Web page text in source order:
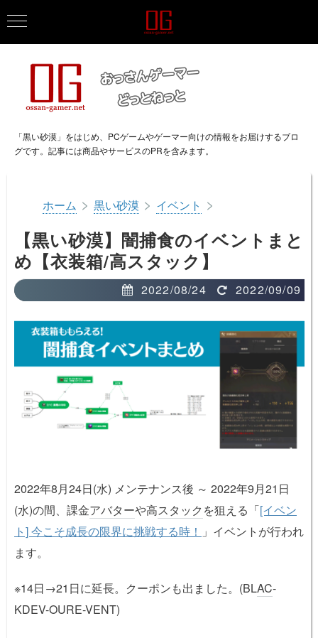
「黒い砂漠」をはじめ、PCゲームやゲーマー向けの情報をお届けするブロ
グです。記事には商品やサービスのPRを含みます。
ホーム > 黒い砂漠 > イベント >
【黒い砂漠】闇捕食のイベントまと
め【衣装箱/高スタック】
2022/08/24 2022/09/09
2022年8月24日(水) メンテナンス後 ～ 2022年9月21日
(水)の間、課金アバターや高スタック を狙える「[イベン
ト] 今こそ成長の限界に挑戦する時！ 」イベントが行われ
ます。
※14日→21日に延長。クーポンも出ました。(BLAC-
KDEV-OURE-VENT)